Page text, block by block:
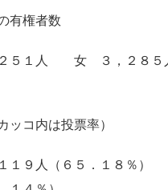
有権者数
１人 女 ３，２８
ッコ内は投票率）
人（６５．１８％